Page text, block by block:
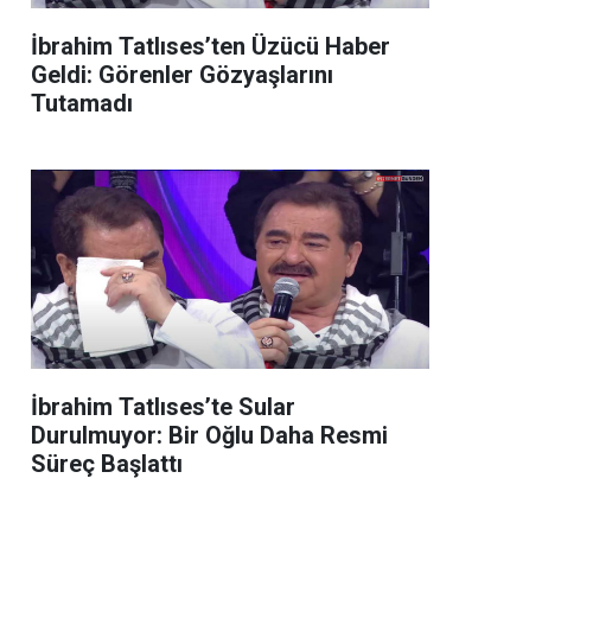
İbrahim Tatlıses’ten Üzücü Haber
Geldi: Görenler Gözyaşlarını
Tutamadı
İbrahim Tatlıses’te Sular
Durulmuyor: Bir Oğlu Daha Resmi
Süreç Başlattı